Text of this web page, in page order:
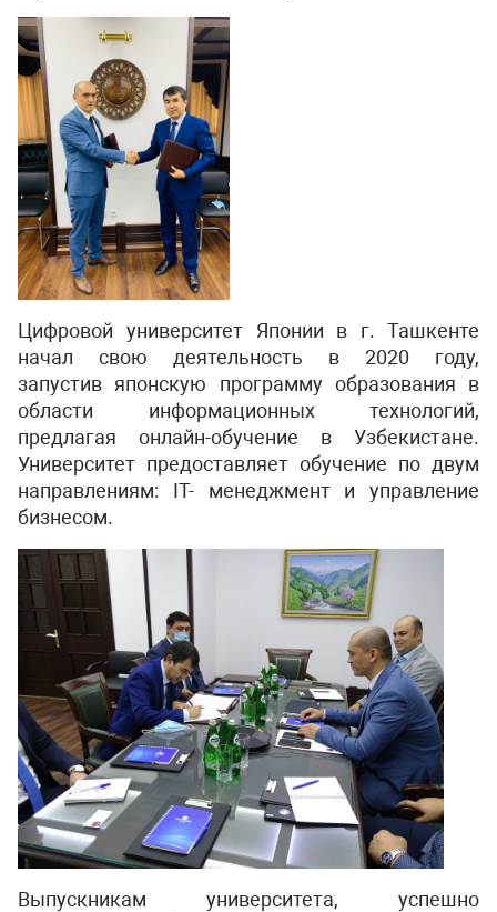
Цифровой университет Японии в г. Ташкенте
начал свою деятельность в 2020 году,
запустив японскую программу образования в
области информационных технологий,
предлагая онлайн-обучение в Узбекистане.
Университет предоставляет обучение по двум
направлениям: IT- менеджмент и управление
бизнесом.
Выпускникам университета, успешно